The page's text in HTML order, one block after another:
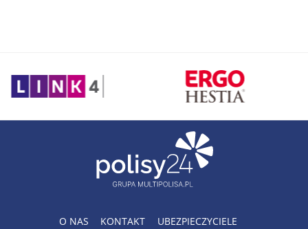
O NAS KONTAKT UBEZPIECZYCIELE